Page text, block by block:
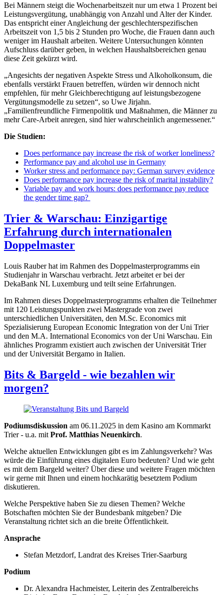
Bei Männern steigt die Wochenarbeitszeit nur um etwa 1 Prozent bei
Leistungsvergütung, unabhängig von Anzahl und Alter der Kinder.
Das entspricht einer Angleichung der geschlechterspezifischen
Arbeitszeit von 1,5 bis 2 Stunden pro Woche, die Frauen dann auch
weniger im Haushalt arbeiten. Weitere Untersuchungen könnten
Aufschluss darüber geben, in welchen Haushaltsbereichen genau
diese Zeit gekürzt wird.
„Angesichts der negativen Aspekte Stress und Alkoholkonsum, die
ebenfalls verstärkt Frauen betreffen, würden wir dennoch nicht
empfehlen, für mehr Gleichberechtigung auf leistungsbezogene
Vergütungsmodelle zu setzen“, so Uwe Jirjahn.
„Familienfreundliche Firmenpolitik und Maßnahmen, die Männer zu
mehr Care-Arbeit anregen, sind hier wahrscheinlich angemessener.“
Die Studien:
Does performance pay increase the risk of worker loneliness?
Performance pay and alcohol use in Germany
Worker stress and performance pay: German survey evidence
Does performance pay increase the risk of marital instability?
Variable pay and work hours: does performance pay reduce
the gender time gap?
Trier & Warschau: Einzigartige
Erfahrung durch internationalen
Doppelmaster
Louis Rauber hat im Rahmen des Doppelmasterprogramms ein
Studienjahr in Warschau verbracht. Jetzt arbeitet er bei der
DekaBank NL Luxemburg und teilt seine Erfahrungen.
Im Rahmen dieses Doppelmasterprogramms erhalten die Teilnehmer
mit 120 Leistungspunkten zwei Mastergrade von zwei
unterschiedlichen Universitäten, den M.Sc. Economics mit
Spezialisierung European Economic Integration von der Uni Trier
und den M.A. International Economics von der Uni Warschau. Ein
ähnliches Programm existiert auch zwischen der Universität Trier
und der Universität Bergamo in Italien.
Bits & Bargeld - wie bezahlen wir
morgen?
Podiumsdiskussion am 06.11.2025 in dem Kasino am Kornmarkt
Trier - u.a. mit Prof. Matthias Neuenkirch.
Welche aktuellen Entwicklungen gibt es im Zahlungsverkehr? Was
würde die Einführung eines digitalen Euro bedeuten? Und wie geht
es mit dem Bargeld weiter? Über diese und weitere Fragen möchten
wir gerne mit Ihnen und einem hochkarätig besetztem Podium
diskutieren.
Welche Perspektive haben Sie zu diesen Themen? Welche
Botschaften möchten Sie der Bundesbank mitgeben? Die
Veranstaltung richtet sich an die breite Öffentlichkeit.
Ansprache
Stefan Metzdorf, Landrat des Kreises Trier-Saarburg
Podium
Dr. Alexandra Hachmeister, Leiterin des Zentralbereichs